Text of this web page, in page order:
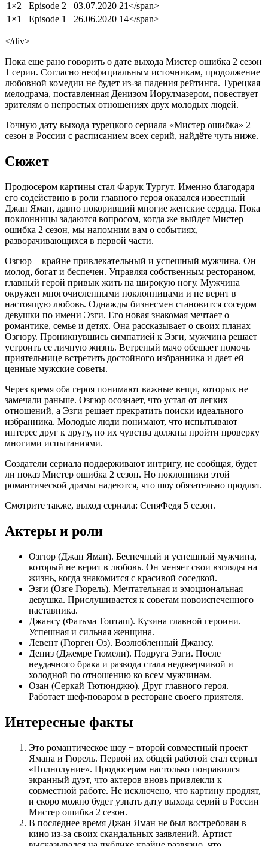
1×2
Episode 2 03.07.2020 21</span>
1×1
Episode 1 26.06.2020 14</span>
</div>
Пока еще рано говорить о дате выхода Мистер ошибка 2 сезон
1 серии. Согласно неофициальным источникам, продолжение
любовной комедии не будет из-за падения рейтинга. Турецкая
мелодрама, поставленная Денизом Иорулмазером, повествует
зрителям о непростых отношениях двух молодых людей.
Точную дату выхода турецкого сериала «Мистер ошибка» 2
сезон в России с расписанием всех серий, найдёте чуть ниже.
Сюжет
Продюсером картины стал Фарук Тургут. Именно благодаря
его содействию в роли главного героя оказался известный
Джан Яман, давно покоривший многие женские сердца. Пока
поклонницы задаются вопросом, когда же выйдет Мистер
ошибка 2 сезон, мы напомним вам о событиях,
разворачивающихся в первой части.
Озгюр − крайне привлекательный и успешный мужчина. Он
молод, богат и беспечен. Управляя собственным рестораном,
главный герой привык жить на широкую ногу. Мужчина
окружен многочисленными поклонницами и не верит в
настоящую любовь. Однажды бизнесмен становится соседом
девушки по имени Эзги. Его новая знакомая мечтает о
романтике, семье и детях. Она рассказывает о своих планах
Озгюру. Проникнувшись симпатией к Эзги, мужчина решает
устроить ее личную жизнь. Ветреный мачо обещает помочь
приятельнице встретить достойного избранника и дает ей
ценные мужские советы.
Через время оба героя понимают важные вещи, которых не
замечали раньше. Озгюр осознает, что устал от легких
отношений, а Эзги решает прекратить поиски идеального
избранника. Молодые люди понимают, что испытывают
интерес друг к другу, но их чувства должны пройти проверку
многими испытаниями.
Создатели сериала поддерживают интригу, не сообщая, будет
ли показ Мистер ошибка 2 сезон. Но поклонники этой
романтической драмы надеются, что шоу обязательно продлят.
Смотрите также, выход сериала: СеняФедя 5 сезон.
Актеры и роли
Озгюр (Джан Яман). Беспечный и успешный мужчина,
который не верит в любовь. Он меняет свои взгляды на
жизнь, когда знакомится с красивой соседкой.
Эзги (Озге Гюрель). Мечтательная и эмоциональная
девушка. Прислушивается к советам новоиспеченного
наставника.
Джансу (Фатьма Топташ). Кузина главной героини.
Успешная и сильная женщина.
Левент (Гюрген Оз). Возлюбленный Джансу.
Дениз (Джемре Гюмели). Подруга Эзги. После
неудачного брака и развода стала недоверчивой и
холодной по отношению ко всем мужчинам.
Озан (Серкай Тютюнджю). Друг главного героя.
Работает шеф-поваром в ресторане своего приятеля.
Интересные факты
Это романтическое шоу − второй совместный проект
Ямана и Гюрель. Первой их общей работой стал сериал
«Полнолуние». Продюсерам настолько понравился
экранный дуэт, что актеров вновь привлекли к
совместной работе. Не исключено, что картину продлят,
и скоро можно будет узнать дату выхода серий в России
Мистер ошибка 2 сезон.
В последнее время Джан Яман не был востребован в
кино из-за своих скандальных заявлений. Артист